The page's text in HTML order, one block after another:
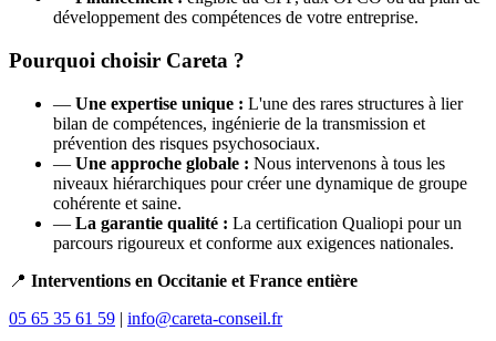
développement des compétences de votre entreprise.
Pourquoi choisir Careta ?
— Une expertise unique : L'une des rares structures à lier
bilan de compétences, ingénierie de la transmission et
prévention des risques psychosociaux.
— Une approche globale : Nous intervenons à tous les
niveaux hiérarchiques pour créer une dynamique de groupe
cohérente et saine.
— La garantie qualité : La certification Qualiopi pour un
parcours rigoureux et conforme aux exigences nationales.
📍 Interventions en Occitanie et France entière
05 65 35 61 59 | info@careta-conseil.fr